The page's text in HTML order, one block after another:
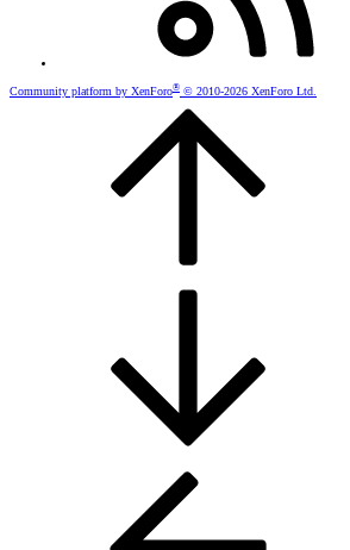
Community platform by XenForo® © 2010-2026 XenForo Ltd.